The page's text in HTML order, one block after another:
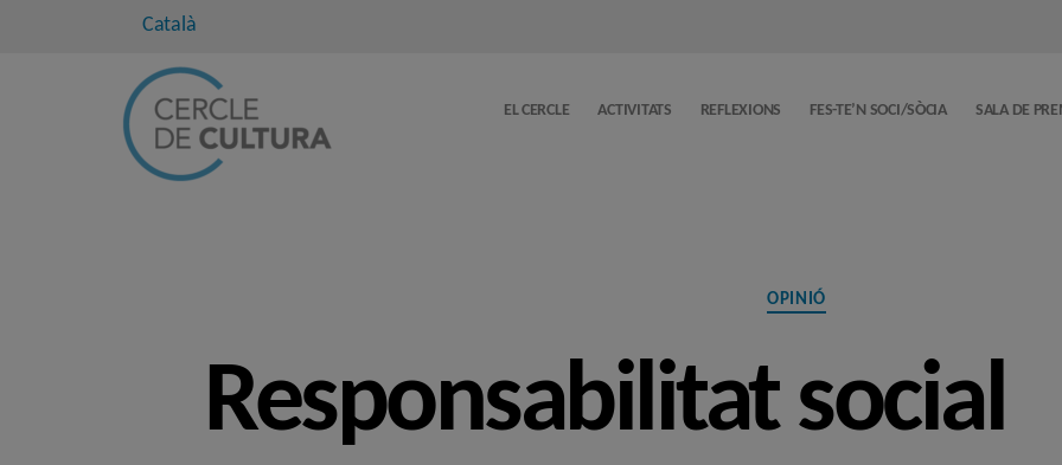
Català
EL CERCLE ACTIVITATS REFLEXIONS FES-TE’N SOCI/SÒCIA SALA DE
Categories
OPINIÓ
Responsabilitat social